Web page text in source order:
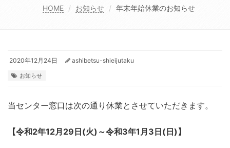
HOME お知らせ 年末年始休業のお知らせ
2020年12月24日 ashibetsu-shieijutaku
お知らせ
当センター窓口は次の通り休業とさせていただきます。
【令和2年12月29日(火)～令和3年1月3日(日)】